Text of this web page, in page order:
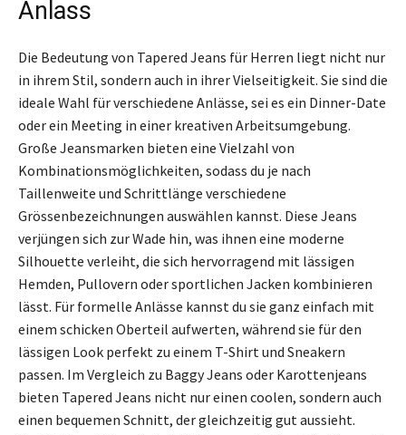
Anlass
Die Bedeutung von Tapered Jeans für Herren liegt nicht nur
in ihrem Stil, sondern auch in ihrer Vielseitigkeit. Sie sind die
ideale Wahl für verschiedene Anlässe, sei es ein Dinner-Date
oder ein Meeting in einer kreativen Arbeitsumgebung.
Große Jeansmarken bieten eine Vielzahl von
Kombinationsmöglichkeiten, sodass du je nach
Taillenweite und Schrittlänge verschiedene
Grössenbezeichnungen auswählen kannst. Diese Jeans
verjüngen sich zur Wade hin, was ihnen eine moderne
Silhouette verleiht, die sich hervorragend mit lässigen
Hemden, Pullovern oder sportlichen Jacken kombinieren
lässt. Für formelle Anlässe kannst du sie ganz einfach mit
einem schicken Oberteil aufwerten, während sie für den
lässigen Look perfekt zu einem T-Shirt und Sneakern
passen. Im Vergleich zu Baggy Jeans oder Karottenjeans
bieten Tapered Jeans nicht nur einen coolen, sondern auch
einen bequemen Schnitt, der gleichzeitig gut aussieht.